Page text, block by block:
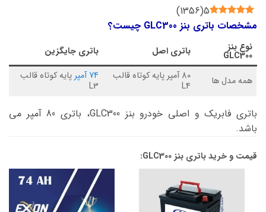
5
(
1356
)
مشخصات باتری بنز GLC300 چیست؟
نوع بنز
GLC300 باتری اصل باتری جایگزین
همه مدل ها 80 آمپر پایه کوتاه قالب
L4
74 آمپر پایه کوتاه قالب
L3
باتری فابریک و اصلی خودرو بنز GLC300، باتری 80 آمپر می
باشد.
قیمت و خرید باتری بنز GLC300: